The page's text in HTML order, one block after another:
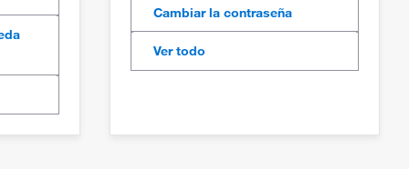
Cambiar la contraseña
Ver todo